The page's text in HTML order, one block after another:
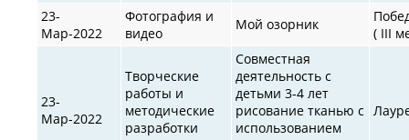
23-
Мар-2022
Фотография и
видео
Мой озорник
( III
23-
Мар-2022
Творческие
работы и
методические
разработки
Совместная
деятельность с
детьми 3-4 лет
рисование тканью с
использованием